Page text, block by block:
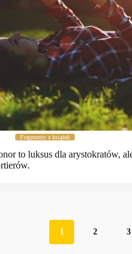
Fragmenty z książek
to luksus dla arystokratów,
1 2 3